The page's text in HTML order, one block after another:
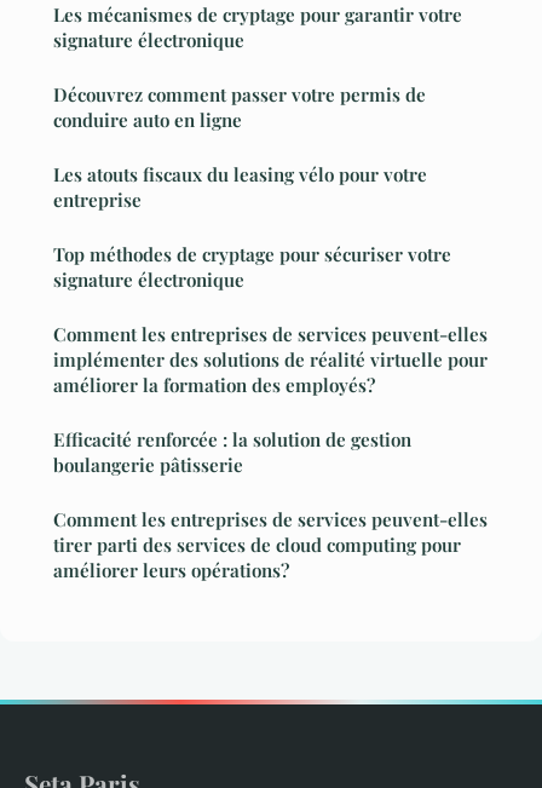
Les mécanismes de cryptage pour garantir votre
signature électronique
Découvrez comment passer votre permis de
conduire auto en ligne
Les atouts fiscaux du leasing vélo pour votre
entreprise
Top méthodes de cryptage pour sécuriser votre
signature électronique
Comment les entreprises de services peuvent-elles
implémenter des solutions de réalité virtuelle pour
améliorer la formation des employés?
Efficacité renforcée : la solution de gestion
boulangerie pâtisserie
Comment les entreprises de services peuvent-elles
tirer parti des services de cloud computing pour
améliorer leurs opérations?